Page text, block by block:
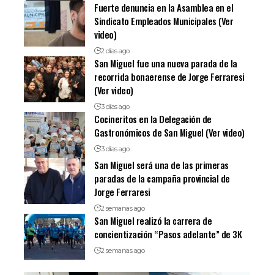
Fuerte denuncia en la Asamblea en el
Sindicato Empleados Municipales (Ver
video)
2 días ago
San Miguel fue una nueva parada de la
recorrida bonaerense de Jorge Ferraresi
(Ver video)
3 días ago
Cocineritos en la Delegación de
Gastronómicos de San Miguel (Ver video)
3 días ago
San Miguel será una de las primeras
paradas de la campaña provincial de
Jorge Ferraresi
2 semanas ago
San Miguel realizó la carrera de
concientización “Pasos adelante” de 3K
2 semanas ago